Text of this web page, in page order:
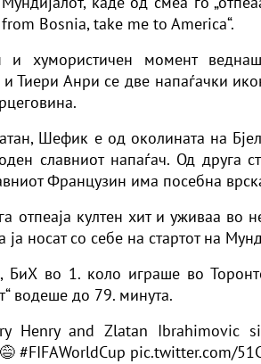
from Bosnia, take me to America“.
и хумористичен момент
Тиери Анри се две напаѓачки
Шефик е од околината на
славниот напаѓач. Од друга
Французин има посебна
отпеаја култен хит и уживаа во
носат со себе на стартот на
БиХ во 1. коло играше во
водеше до 79. минута.
Henry and Zlatan Ibrahimovic
#FIFAWorldCup pic.twitter.com/